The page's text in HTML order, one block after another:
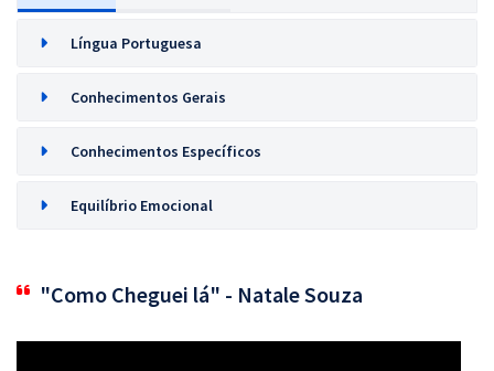
Língua Portuguesa
Conhecimentos Gerais
Conhecimentos Específicos
Equilíbrio Emocional
"Como Cheguei lá" - Natale Souza